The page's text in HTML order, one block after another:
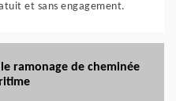
et sans engagement.
ramonage de cheminée